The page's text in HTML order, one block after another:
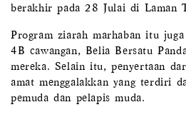
berakhir pada 28 Julai di Laman
Program ziarah marhaban itu
4B cawangan, Belia Bersatu
mereka. Selain itu, penyertaan
amat menggalakkan yang terdiri
pemuda dan pelapis muda.